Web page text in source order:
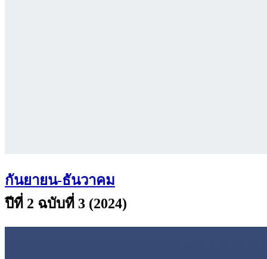
กันยายน-ธันวาคม
ปีที่ 2 ฉบับที่ 3 (2024)